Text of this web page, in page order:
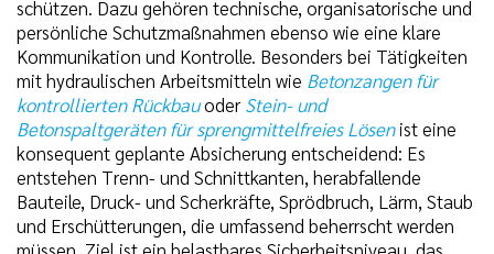
schützen. Dazu gehören technische, organisatorische und
persönliche Schutzmaßnahmen ebenso wie eine klare
Kommunikation und Kontrolle. Besonders bei Tätigkeiten
mit hydraulischen Arbeitsmitteln wie Betonzangen für
kontrollierten Rückbauoder Stein- und
Betonspaltgeräten für sprengmittelfreies Lösenist eine
konsequent geplante Absicherung entscheidend: Es
entstehen Trenn- und Schnittkanten, herabfallende
Bauteile, Druck- und Scherkräfte, Sprödbruch, Lärm, Staub
und Erschütterungen, die umfassend beherrscht werden